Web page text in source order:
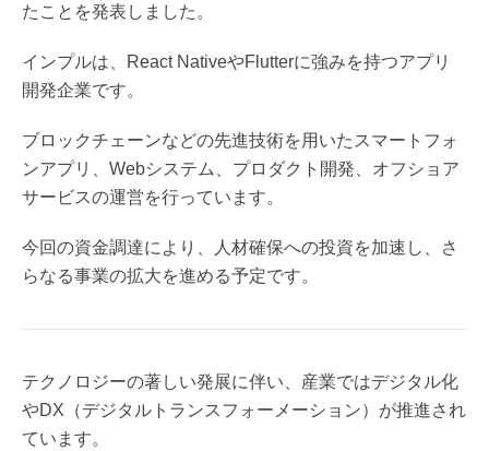
たことを発表しました。
インプルは、React NativeやFlutterに強みを持つアプリ
開発企業です。
ブロックチェーンなどの先進技術を用いたスマートフォ
ンアプリ、Webシステム、プロダクト開発、オフショア
サービスの運営を行っています。
今回の資金調達により、人材確保への投資を加速し、さ
らなる事業の拡大を進める予定です。
テクノロジーの著しい発展に伴い、産業ではデジタル化
やDX（デジタルトランスフォーメーション）が推進され
ています。